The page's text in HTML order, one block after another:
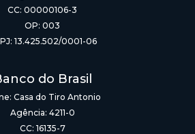
CC: 00000106-3
OP: 003
13.425.502/0001-06
do Brasil
Casa do Tiro Antonio
Agência: 4211-0
CC: 16135-7